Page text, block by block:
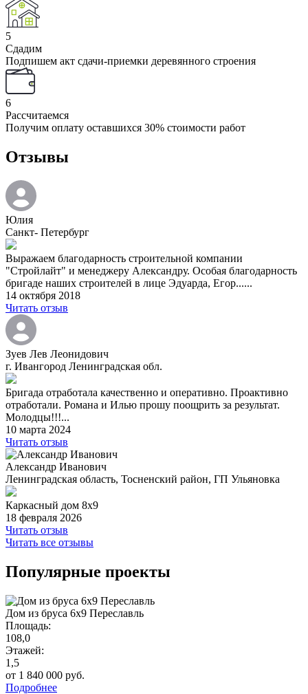
5
Сдадим
Подпишем акт сдачи-приемки деревянного строения
6
Рассчитаемся
Получим оплату оставшихся 30% стоимости работ
Отзывы
Юлия
Санкт- Петербург
Выражаем благодарность строительной компании
"Стройлайт" и менеджеру Александру. Особая благодарность
бригаде наших строителей в лице Эдуарда, Егор......
14 октября 2018
Читать отзыв
Зуев Лев Леонидович
г. Ивангород Ленинградская обл.
Бригада отработала качественно и оперативно. Проактивно
отработали. Романа и Илью прошу поощрить за результат.
Молодцы!!!...
10 марта 2024
Читать отзыв
Александр Иванович
Ленинградская область, Тосненский район, ГП Ульяновка
Каркасный дом 8х9
18 февраля 2026
Читать отзыв
Читать все отзывы
Популярные проекты
Дом из бруса 6х9 Переславль
Площадь:
108,0
Этажей:
1,5
от 1 840 000 руб.
Подробнее